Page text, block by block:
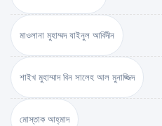
মাওলানা মুহাম্মদ যাইনুল আবিদীন
শাইখ মুহাম্মাদ বিন সালেহ আল মুনাজ্জিদ
মোস্তাক আহ্‌মাদ